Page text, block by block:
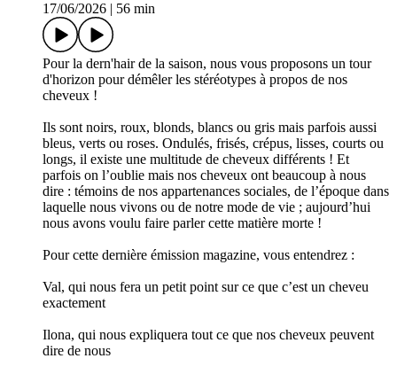
17/06/2026
56 min
Pour la dern'hair de la saison, nous vous proposons un tour
d'horizon pour démêler les stéréotypes à propos de nos
cheveux !
Ils sont noirs, roux, blonds, blancs ou gris mais parfois aussi
bleus, verts ou roses. Ondulés, frisés, crépus, lisses, courts ou
longs, il existe une multitude de cheveux différents ! Et
parfois on l’oublie mais nos cheveux ont beaucoup à nous
dire : témoins de nos appartenances sociales, de l’époque dans
laquelle nous vivons ou de notre mode de vie ; aujourd’hui
nous avons voulu faire parler cette matière morte !
Pour cette dernière émission magazine, vous entendrez :
Val, qui nous fera un petit point sur ce que c’est un cheveu
exactement
Ilona, qui nous expliquera tout ce que nos cheveux peuvent
dire de nous